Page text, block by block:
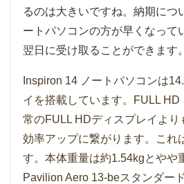
るのは大きいですね。納期につ
ートパソコンの方が早くなって
翌日に受け取ることができます。
Inspiron 14 ノートパソコンは
イを搭載しています。FULL HD
常のFULL HDディスプレイより
効率アップに繋がります。これ
す。本体重量は約1.54kgとやや
Pavilion Aero 13-beスタンダー